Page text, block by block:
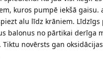
kuros pumpē iekšā
alu līdz krāniem.
balonus no pārtikai derīga
novērsts gan